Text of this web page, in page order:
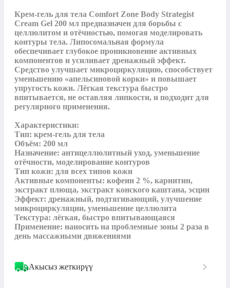
Крем-гель для тела Comfort Zone Body Strategist
Cream Gel 200 мл предназначен для борьбы с
целлюлитом и отёчностью, помогая моделировать
контуры тела. Липосомальная формула
обеспечивает глубокое проникновение активных
компонентов и усиливает дренажный эффект.
Средство улучшает микроциркуляцию, способствует
уменьшению «апельсиновой корки» и повышает
упругость кожи. Лёгкая текстура быстро
впитывается, не оставляя липкости, и подходит для
регулярного применения.
Характеристики:
Тип: крем-гель для тела
Объём: 200 мл
Назначение: антицеллюлитный уход, уменьшение
отёчности, моделирование контуров
Тип кожи: для всех типов кожи
Активные компоненты: кофеин 2 %, карнитин,
экстракт плюща, экстракт конского каштана, эсцин
Эффект: дренажный, подтягивающий, улучшение
микроциркуляции, уменьшение целлюлита
Текстура: лёгкая, быстро впитывающаяся
Применение: наносить на проблемные зоны 2 раза в
день массажными движениями
Акысыз жеткирүү